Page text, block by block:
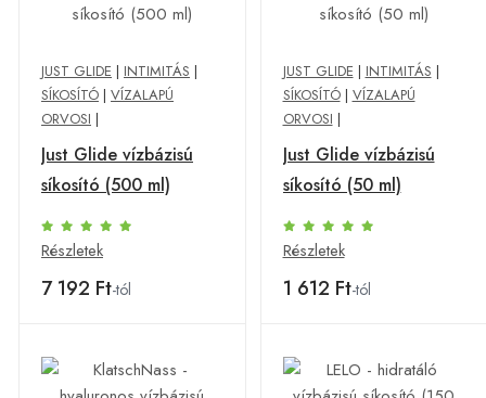
JUST GLIDE | INTIMITÁS |
SÍKOSÍTÓ | VÍZALAPÚ
ORVOSI |
Just Glide vízbázisú
síkosító (500 ml)
Részletek
7 192 Ft-tól
JUST GLIDE | INTIMITÁS |
SÍKOSÍTÓ| VÍZALAPÚ
ORVOSI |
Just Glide vízbázisú
síkosító (50 ml)
Részletek
1 612 Ft-tól